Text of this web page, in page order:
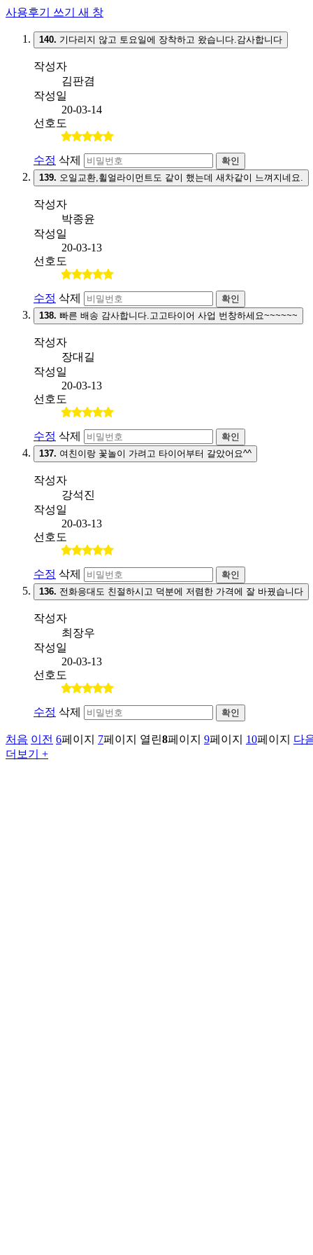
사용후기 쓰기 새 창
140. 기다리지 않고 토요일에 장착하고 왔습니다.감사합니다
작성자
김판겸
작성일
20-03-14
선호도
수정 삭제
확인
139. 오일교환,휠얼라이먼트도 같이 했는데 새차같이 느껴지네요.
작성자
박종윤
작성일
20-03-13
선호도
수정 삭제
확인
138. 빠른 배송 감사합니다.고고타이어 사업 번창하세요~~~~~~
작성자
장대길
작성일
20-03-13
선호도
수정 삭제
확인
137. 여친이랑 꽃놀이 가려고 타이어부터 갈았어요^^
작성자
강석진
작성일
20-03-13
선호도
수정 삭제
확인
136. 전화응대도 친절하시고 덕분에 저렴한 가격에 잘 바꿨습니다
작성자
최장우
작성일
20-03-13
선호도
수정 삭제 확인
처음 이전 6페이지 7페이지 열린8페이지 9페이지 10페이지
다
더보기 +